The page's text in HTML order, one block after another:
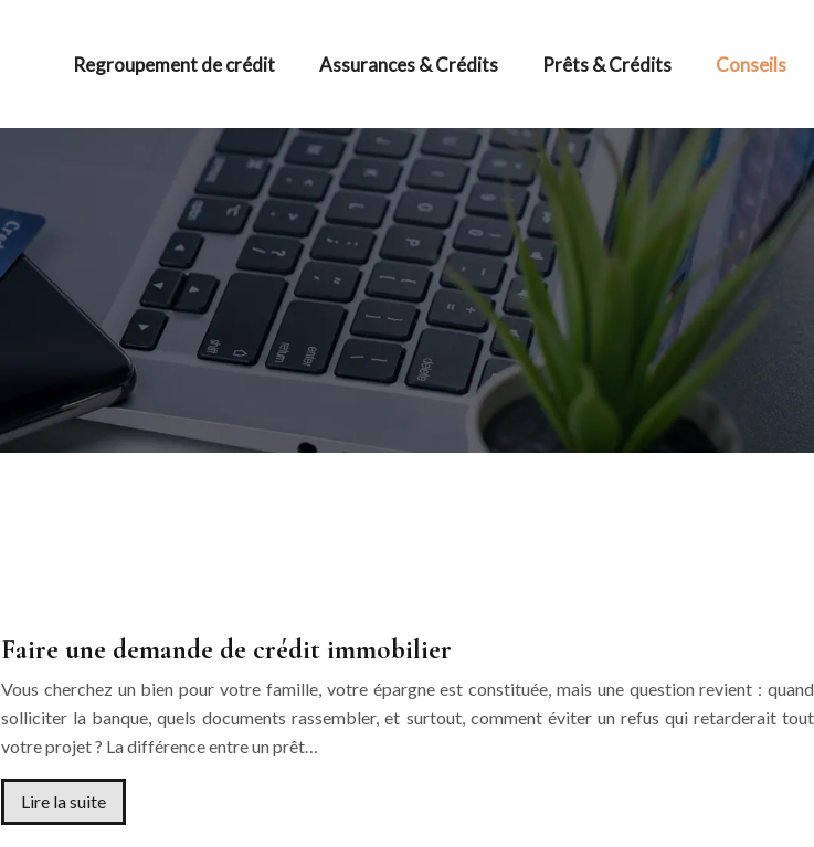
Regroupement de crédit Assurances & Crédits Prêts & Crédits Conseils
Faire une demande de crédit immobilier
Vous cherchez un bien pour votre famille, votre épargne est constituée, mais une question revient : quand
solliciter la banque, quels documents rassembler, et surtout, comment éviter un refus qui retarderait tout
votre projet ? La différence entre un prêt…
Lire la suite